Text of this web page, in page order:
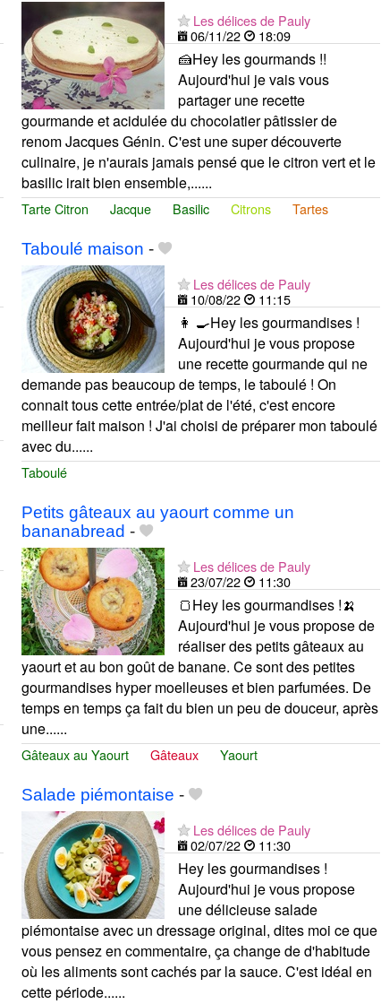
Les délices de Pauly
06/11/22
18:09
🍰Hey les gourmands !!
Aujourd'hui je vais vous
partager une recette
gourmande et acidulée du chocolatier pâtissier de
renom Jacques Génin. C'est une super découverte
culinaire, je n'aurais jamais pensé que le citron vert et le
basilic irait bien ensemble,......
Tarte Citron Jacque Basilic Citrons Tartes
Taboulé maison -
Les délices de Pauly
10/08/22
11:15
👩 🍳Hey les gourmandises !
Aujourd'hui je vous propose
une recette gourmande qui ne
demande pas beaucoup de temps, le taboulé ! On
connait tous cette entrée/plat de l'été, c'est encore
meilleur fait maison ! J'ai choisi de préparer mon taboulé
avec du......
Taboulé
Petits gâteaux au yaourt comme un
bananabread -
Les délices de Pauly
23/07/22
11:30
🍞Hey les gourmandises !🍌
Aujourd'hui je vous propose de
réaliser des petits gâteaux au
yaourt et au bon goût de banane. Ce sont des petites
gourmandises hyper moelleuses et bien parfumées. De
temps en temps ça fait du bien un peu de douceur, après
une......
Gâteaux au Yaourt Gâteaux Yaourt
Salade piémontaise -
Les délices de Pauly
02/07/22
11:30
Hey les gourmandises !
Aujourd'hui je vous propose
une délicieuse salade
piémontaise avec un dressage original, dites moi ce que
vous pensez en commentaire, ça change de d'habitude
où les aliments sont cachés par la sauce. C'est idéal en
cette période......